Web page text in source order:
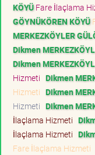
KÖYÜFare İlaçlama
GÖYNÜKÖREN KÖYÜ
MERKEZKÖYLER
Dikmen
Dikmen
Hizmeti Dikmen
Hizmeti Dikmen
Hizmeti Dikmen
İlaçlama Hizmeti
İlaçlama Hizmeti
Fare İlaçlama Hizmeti